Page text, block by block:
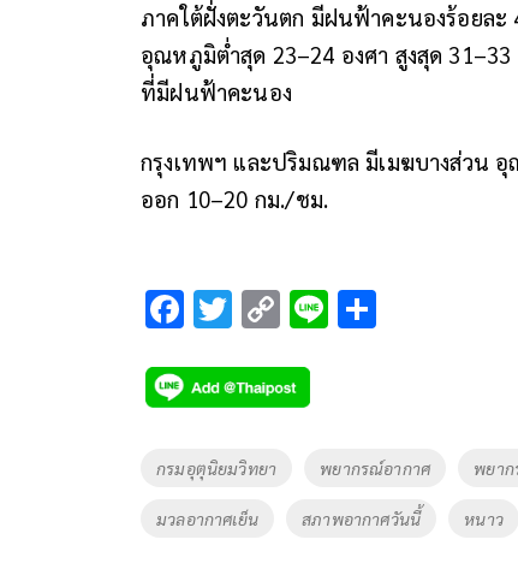
ภาคใต้ฝั่งตะวันตก มีฝนฟ้าคะนองร้อยละ
อุณหภูมิต่ำสุด 23–24 องศา สูงสุด 31–33
ที่มีฝนฟ้าคะนอง
กรุงเทพฯ และปริมณฑล มีเมฆบางส่วน
ออก 10–20 กม./ชม.
F
e
b
o
k
T
tt
er
C
p
y
Li
Tags
กรมอุตุนิยมวิทยา พยากรณ์อากาศ พยา
มวลอากาศเย็น สภาพอากาศวันนี้ หนาว